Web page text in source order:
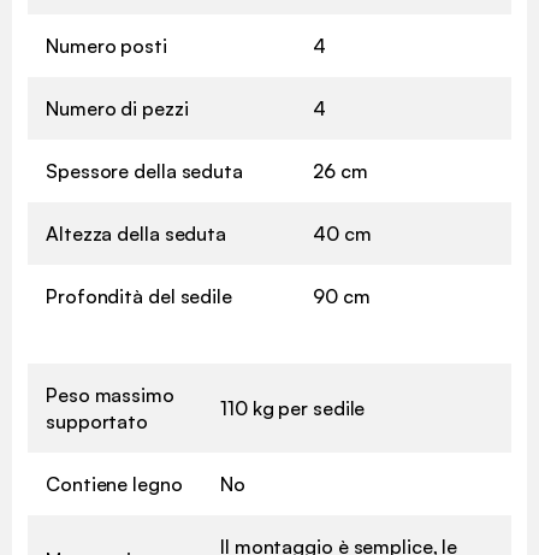
Numero posti 4
Numero di pezzi 4
Spessore della seduta 26 cm
Altezza della seduta 40 cm
Profondità del sedile 90 cm
Peso massimo
supportato
110 kg per sedile
Contiene legno No
Il montaggio è semplice, le